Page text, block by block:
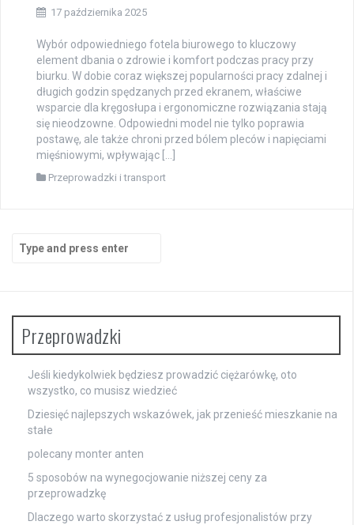
17 października 2025
Wybór odpowiedniego fotela biurowego to kluczowy
element dbania o zdrowie i komfort podczas pracy przy
biurku. W dobie coraz większej popularności pracy zdalnej i
długich godzin spędzanych przed ekranem, właściwe
wsparcie dla kręgosłupa i ergonomiczne rozwiązania stają
się nieodzowne. Odpowiedni model nie tylko poprawia
postawę, ale także chroni przed bólem pleców i napięciami
mięśniowymi, wpływając […]
Przeprowadzki i transport
for:
Przeprowadzki
Jeśli kiedykolwiek będziesz prowadzić ciężarówkę, oto
wszystko, co musisz wiedzieć
Dziesięć najlepszych wskazówek, jak przenieść mieszkanie na
stałe
polecany monter anten
5 sposobów na wynegocjowanie niższej ceny za
przeprowadzkę
Dlaczego warto skorzystać z usług profesjonalistów przy